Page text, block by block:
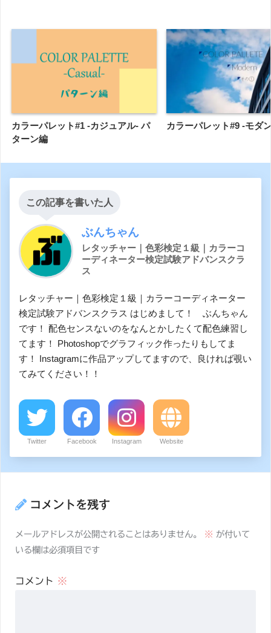
カラーパレット#1 -カジュアル- パ
ターン編
カラーパレット#9 -モダ
この記事を書いた人
ぶんちゃん
レタッチャー｜色彩検定１級｜カラーコ
ーディネーター検定試験アドバンスクラ
ス
レタッチャー｜色彩検定１級｜カラーコーディネーター
検定試験アドバンスクラス はじめまして！ ぶんちゃん
です！ 配色センスないのをなんとかしたくて配色練習し
てます！ Photoshopでグラフィック作ったりもしてま
す！ Instagramに作品アップしてますので、良ければ覗い
てみてください！！
Twitter Facebook Instagram Website
コメントを残す
メールアドレスが公開されることはありません。 ※ が付いて
いる欄は必須項目です
コメント ※